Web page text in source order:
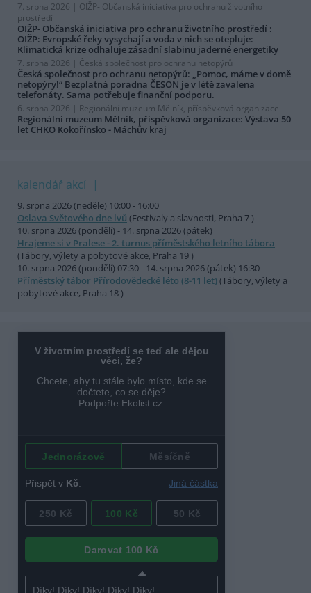
7. srpna 2026 | OIŽP- Občanská iniciativa pro ochranu životního
prostředí
OIŽP- Občanská iniciativa pro ochranu životního prostředí :
OIŽP: Evropské řeky vysychají a voda v nich se otepluje:
Klimatická krize odhaluje zásadní slabinu jaderné energetiky
7. srpna 2026 | Česká společnost pro ochranu netopýrů
Česká společnost pro ochranu netopýrů: „Pomoc, máme v domě
netopýry!“ Bezplatná poradna ČESON je v létě zavalena
telefonáty. Sama potřebuje finanční podporu.
6. srpna 2026 | Regionální muzeum Mělník, příspěvková organizace
Regionální muzeum Mělník, příspěvková organizace: Výstava 50
let CHKO Kokořínsko - Máchův kraj
kalendář akcí
9. srpna 2026 (neděle) 10:00 - 16:00
Oslava Světového dne lvů (Festivaly a slavnosti, Praha 7 )
10. srpna 2026 (pondělí) - 14. srpna 2026 (pátek)
Hrajeme si v Pralese - 2. turnus příměstského letního tábora
(Tábory, výlety a pobytové akce, Praha 19 )
10. srpna 2026 (pondělí) 07:30 - 14. srpna 2026 (pátek) 16:30
Příměstský tábor Přírodovědecké léto (8-11 let)(Tábory, výlety a
pobytové akce, Praha 18 )